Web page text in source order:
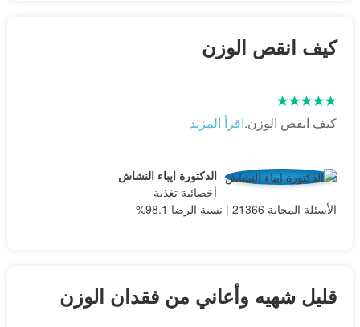
كيف انقص الوزن
كيف انقص الوزن.اقرأ المزيد
الدكتورة ايباء النشاش
أخصائية تغذية
الأسئلة المجابة 21366 | نسبة الرضا 98.1%
قليل شهيه وأعاني من فقدان الوزن